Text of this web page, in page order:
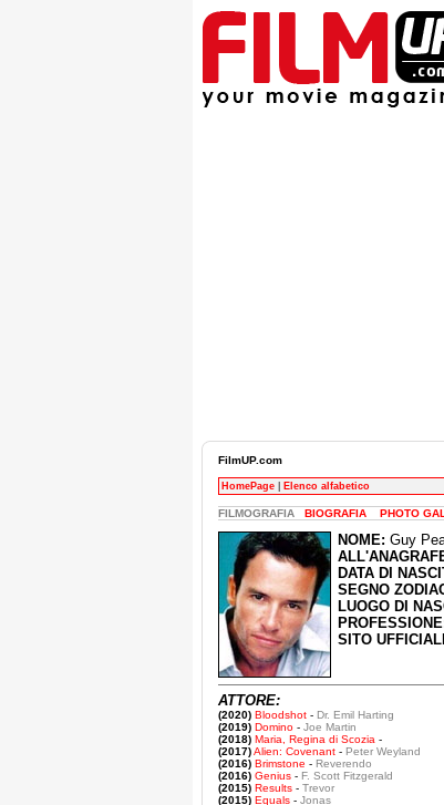
FilmUP.com
HomePage Elenco alfabetico
FILMOGRAFIA BIOGRAFIA PHOTO
NOME: Guy
DATA DI
SEGNO
LUOGO DI
SITO
ATTORE:
(2020) Bloodshot - Dr. Emil Harting
(2019) Domino - Joe Martin
(2018) Maria, Regina di Scozia -
(2017)Alien: Covenant - Peter Weyland
(2016) Brimstone - Reverendo
(2016) Genius - F. Scott Fitzgerald
(2015) Results - Trevor
(2015) Equals - Jonas